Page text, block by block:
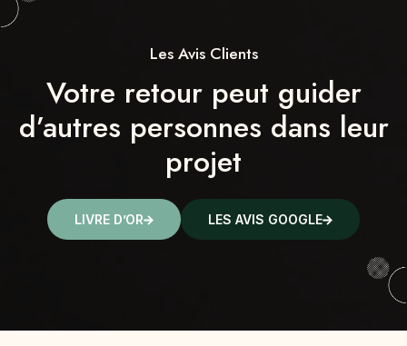
ERP
Les Avis Clients
Votre retour peut guider
d’autres personnes dans leur
projet
LIVRE D’OR LES AVIS GOOGLE